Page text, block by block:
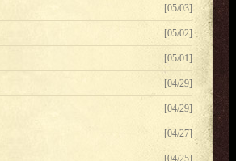
[05/03]
[05/02]
[05/01]
[04/29]
[04/29]
[04/27]
[04/25]